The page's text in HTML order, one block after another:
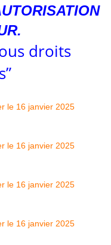
droits